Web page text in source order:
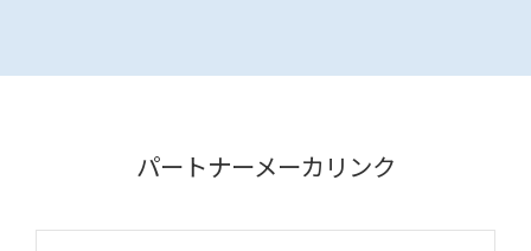
パートナーメーカリンク